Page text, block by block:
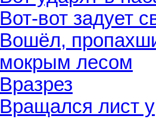
Вот-вот задует
Вошёл,
мокрым лесом
Вразрез
Вращался лист у